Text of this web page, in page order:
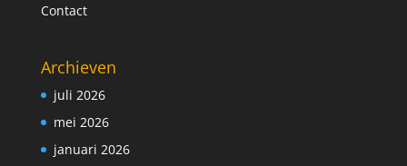
Contact
Archieven
juli 2026
mei 2026
januari 2026